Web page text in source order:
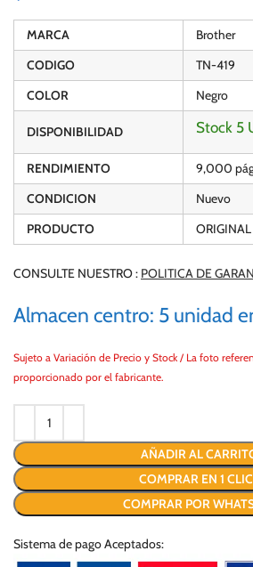
MARCA
Brother
CODIGO
TN-419
COLOR
Negro
DISPONIBILIDAD Stock 5
RENDIMIENTO
9,000
CONDICION
Nuevo
PRODUCTO
ORIGINAL
CONSULTE NUESTRO : POLITICA DE
Almacen centro: 5 unidad
Sujeto a Variación de Precio y Stock / La foto
proporcionado por el fabricante.
AÑADIR AL
COMPRAR EN 1
COMPRAR POR
Sistema de pago Aceptados: